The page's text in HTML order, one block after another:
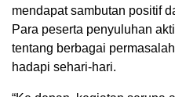
mendapat sambutan positif
Para peserta penyuluhan
tentang berbagai
hadapi sehari-hari.